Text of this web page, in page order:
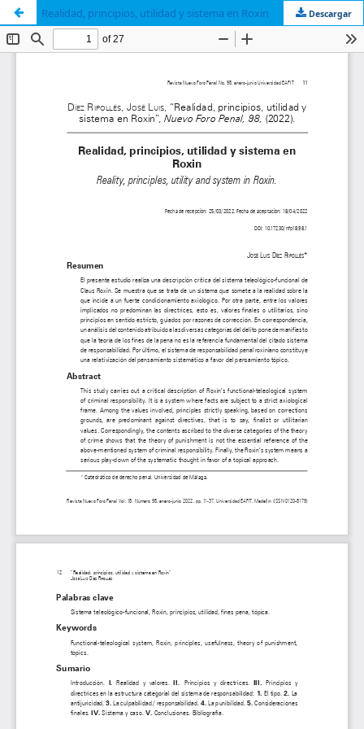
Realidad, principios, utilidad y sistema en Roxin Descargar